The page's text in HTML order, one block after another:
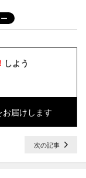
しよう
届けします
次の記事